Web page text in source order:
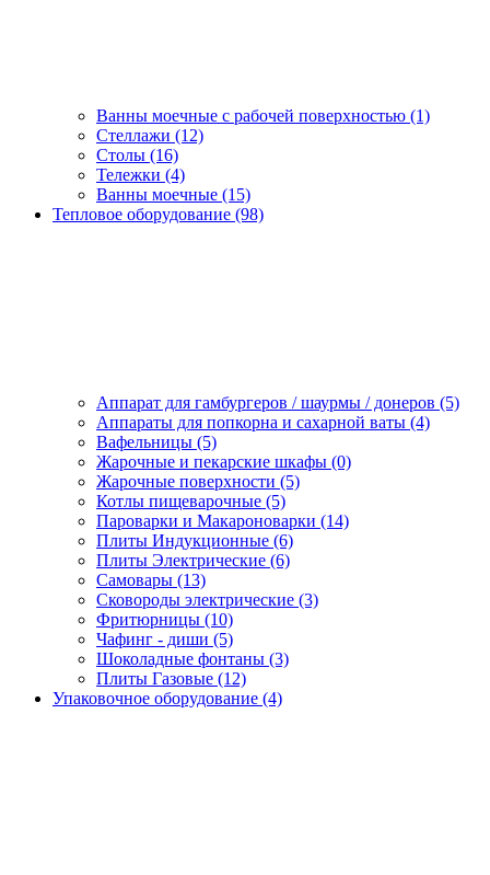
Ванны моечные с рабочей поверхностью (1)
Стеллажи (12)
Столы (16)
Тележки (4)
Ванны моечные (15)
Тепловое оборудование (98)
Аппарат для гамбургеров / шаурмы / донеров (5)
Аппараты для попкорна и сахарной ваты (4)
Вафельницы (5)
Жарочные и пекарские шкафы (0)
Жарочные поверхности (5)
Котлы пищеварочные (5)
Пароварки и Макароноварки (14)
Плиты Индукционные (6)
Плиты Электрические (6)
Самовары (13)
Сковороды электрические (3)
Фритюрницы (10)
Чафинг - диши (5)
Шоколадные фонтаны (3)
Плиты Газовые (12)
Упаковочное оборудование (4)